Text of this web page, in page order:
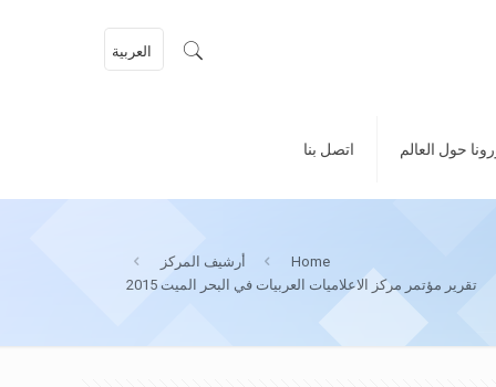
حول العالم اتصل بنا
العربية
Home
أرشيف المركز
تقرير مؤتمر مركز الاعلاميات العربيات في البحر الميت 2015